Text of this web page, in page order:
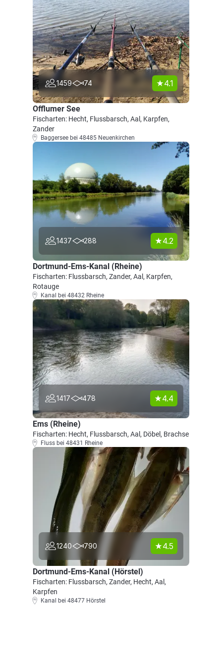
1459 74 4.1
Offlumer See
Fischarten: Hecht, Flussbarsch, Aal, Karpfen,
Zander
Baggersee bei 48485 Neuenkirchen
1437 288 4.2
Dortmund-Ems-Kanal (Rheine)
Fischarten: Flussbarsch, Zander, Aal, Karpfen,
Rotauge
Kanal bei 48432 Rheine
1417 478 4.4
Ems (Rheine)
Fischarten: Hecht, Flussbarsch, Aal, Döbel, Brachse
Fluss bei 48431 Rheine
1240 790 4.5
Dortmund-Ems-Kanal (Hörstel)
Fischarten: Flussbarsch, Zander, Hecht, Aal,
Karpfen
Kanal bei 48477 Hörstel